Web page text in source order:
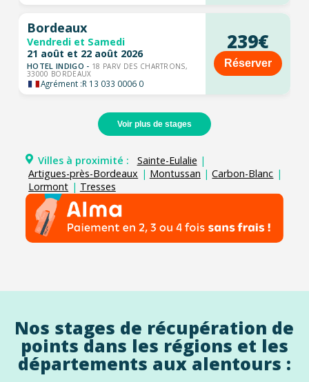
Bordeaux
Vendredi et Samedi
21 août et 22 août 2026
HOTEL INDIGO - 18 PARV DES CHARTRONS,
33000 BORDEAUX
Agrément :R 13 033 0006 0
239€
Réserver
Voir plus de stages
Villes à proximité : Sainte-Eulalie |
Artigues-près-Bordeaux | Montussan | Carbon-Blanc |
Lormont | Tresses
Nos stages de récupération de
points dans les régions et les
départements aux alentours :